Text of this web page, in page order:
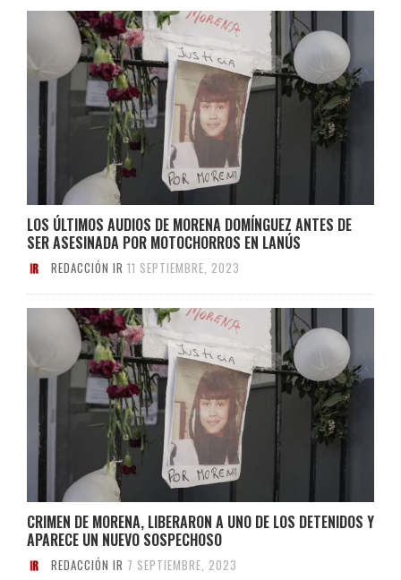
LOS ÚLTIMOS AUDIOS DE MORENA DOMÍNGUEZ ANTES DE
SER ASESINADA POR MOTOCHORROS EN LANÚS
REDACCIÓN IR 11 SEPTIEMBRE, 2023
CRIMEN DE MORENA, LIBERARON A UNO DE LOS DETENIDOS Y
APARECE UN NUEVO SOSPECHOSO
REDACCIÓN IR 7 SEPTIEMBRE, 2023